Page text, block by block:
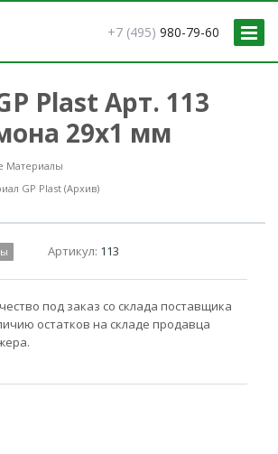
+7 (495) 980-79-60
Plast Арт. 113
29x1 мм
Материалы
GP Plast (Архив)
Артикул: 113
под заказ со склада поставщика
остатков на складе продавца